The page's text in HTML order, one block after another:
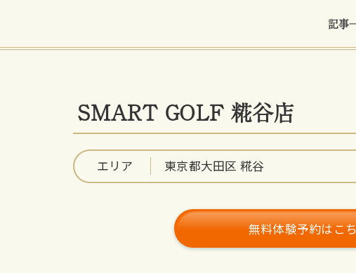
記事
SMART GOLF 糀谷店
エリア 東京都大田区 糀谷
無料体験予約はこ